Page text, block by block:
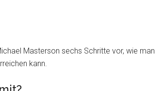
Masterson sechs Schritte vor, wie man
kann.